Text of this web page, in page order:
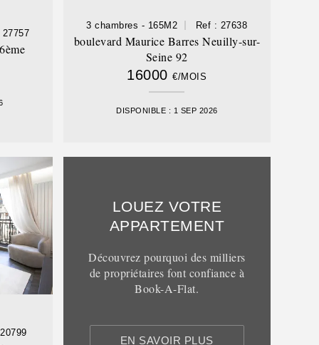
27757
3 chambres - 165M2 Ref : 27638
boulevard Maurice Barres Neuilly-sur-
Seine 92
16000€/MOIS
DISPONIBLE : 1 SEP 2026
LOUEZ VOTRE
APPARTEMENT
Découvrez pourquoi des milliers
de propriétaires font confiance à
Book-A-Flat.
EN SAVOIR PLUS